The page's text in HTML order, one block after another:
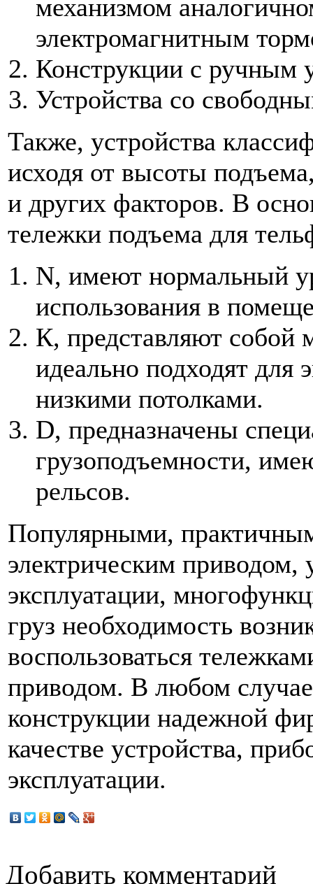
механизмом
электромагнитным
Конструкции с ручным
Устройства со
Также, устройства
исходя от высоты
и других факторов. В
тележки подъема для
N, имеют нормальный
использования в
К, представляют собой
идеально подходят для
низкими потолками.
D, предназначены
грузоподъемности,
рельсов.
Популярными,
электрическим приводом,
эксплуатации,
груз необходимость
воспользоваться
приводом. В любом
конструкции надежной
качестве устройства,
эксплуатации.
Добавить комментарий